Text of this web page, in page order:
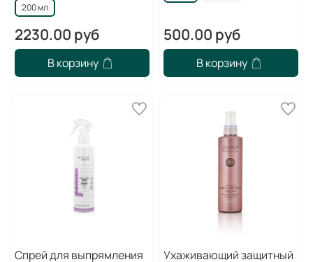
200 мл
2230.00 руб
В корзину
500.00 руб
В корзину
Спрей для выпрямления
Ухаживающий защитный